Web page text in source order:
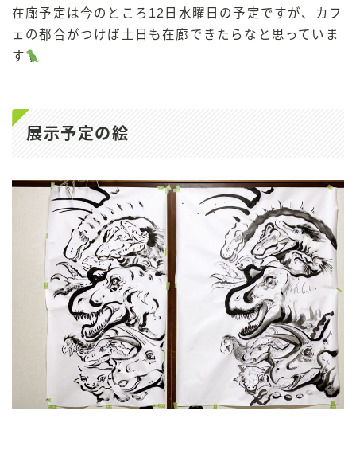
在廊予定は今のところ12日水曜日の予定ですが、カフ
ェの都合がつけば土日も在廊できたらなと思っていま
す
展示予定の絵